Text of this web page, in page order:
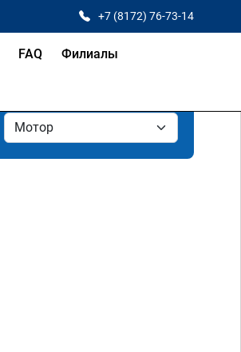
+7 (8172) 76-73-14
FAQ Филиалы